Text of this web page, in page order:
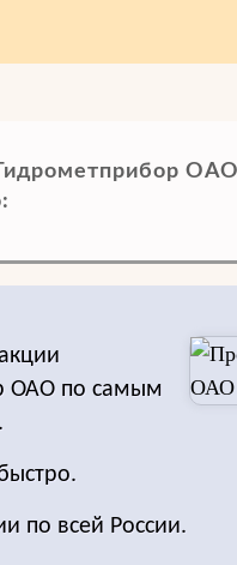
ОАО по самым
по всей России.